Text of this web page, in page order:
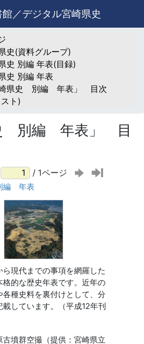
／デジタル宮崎県史
史(資料グループ)
史 別編 年表(目録)
史 別編 年表
崎県史 別編 年表」 目次
ト)
別編 年表」 目
/ 1ページ